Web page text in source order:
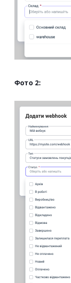
Фото 2: